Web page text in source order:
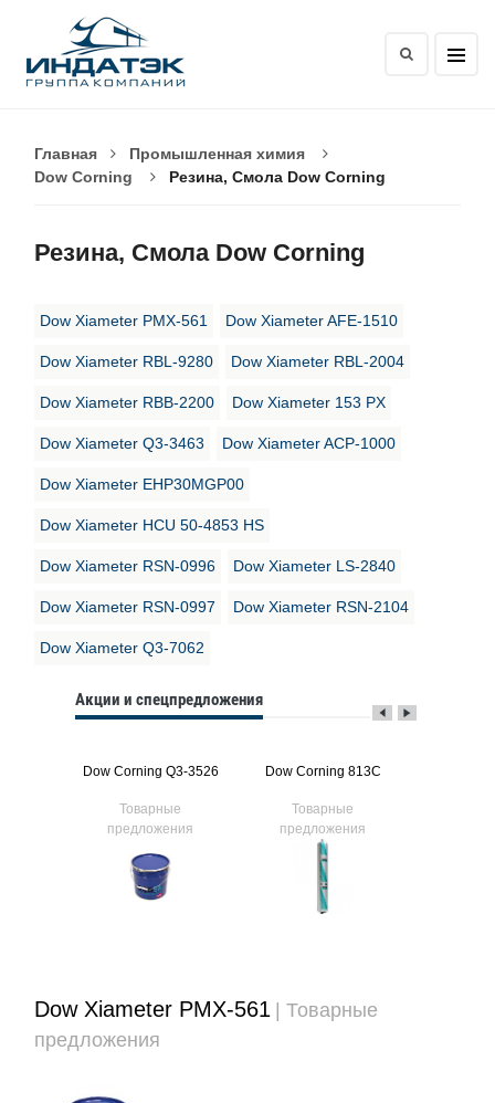
Главная
Промышленная химия
Dow Corning
Резина, Смола Dow Corning
Резина, Смола Dow Corning
Dow Xiameter PMX-561 Dow Xiameter AFE-1510
Dow Xiameter RBL-9280 Dow Xiameter RBL-2004
Dow Xiameter RBB-2200 Dow Xiameter 153 PX
Dow Xiameter Q3-3463 Dow Xiameter ACP-1000
Dow Xiameter EHP30MGP00
Dow Xiameter HCU 50-4853 HS
Dow Xiameter RSN-0996 Dow Xiameter LS-2840
Dow Xiameter RSN-0997 Dow Xiameter RSN-2104
Dow Xiameter Q3-7062
Акции и спецпредложения
Dow Corning Q3-3526
Товарные
предложения
Dow Corning 813C
Товарные
предложения
Dow Xiameter PMX-561
| Товарные
предложения